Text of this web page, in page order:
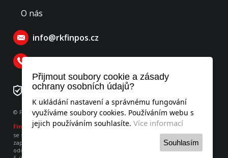
Přijmout soubory cookie a zásady
ochrany osobních údajů?
K ukládání nastavení a správnému fungování
využíváme soubory cookies. Používáním webu s
jejich používáním souhlasíte. Více informací
Souhlasím
O nás
info@rkfinpos.cz
Číslo rezervačního účtu: 276478195/0300
© Finpos realitní kancelář s.r.o., všechna práva vyhrazena
Finposrealitní kancelář s.r.o.
se sídlem Hodějovského 541, Benešov 256 01, IČO: 052 53 951
zapsaná v obchodním rejstříku vedeného u Městského soudu v Praze,
oddíl C, vložka 260736